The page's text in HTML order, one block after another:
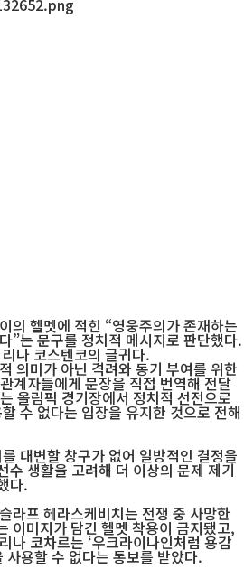
의 헬멧에 적힌 “영웅주의가 존재하는
”는 문구를 정치적 메시지로 판단했다.
나 코스텐코의 글귀다.
의미가 아닌 격려와 동기 부여를 위한
계자들에게 문장을 직접 번역해 전달
올림픽 경기장에서 정치적 선전으로
수 없다는 입장을 유지한 것으로 전해
대변할 창구가 없어 일방적인 결정을
수 생활을 고려해 더 이상의 문제 제기
다.
라프 헤라스케비치는 전쟁 중 사망한
이미지가 담긴 헬멧 착용이 금지됐고,
나 코차르는 ‘우크라이나인처럼 용감
사용할 수 없다는 통보를 받았다.